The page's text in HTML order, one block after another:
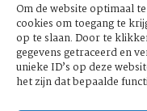
Om de website optimaal
cookies om toegang te
op te slaan. Door te
gegevens getraceerd en
unieke ID’s op deze
het zijn dat bepaalde
Liberi Erasmi
Het Bestuur
Meldpunt
Ons partij